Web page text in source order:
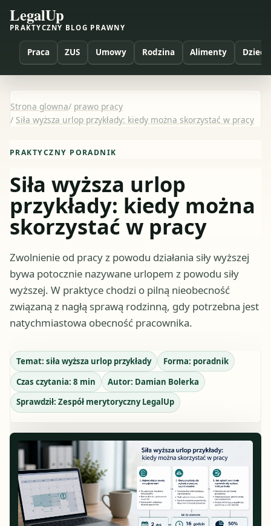
LegalUp
PRAKTYCZNY BLOG PRAWNY
Praca ZUS Umowy Rodzina Alimenty Dzieci
Strona glowna/ prawo pracy
/ Siła wyższa urlop przykłady: kiedy można skorzystać w pracy
PRAKTYCZNY PORADNIK
Siła wyższa urlop
przykłady: kiedy można
skorzystać w pracy
Zwolnienie od pracy z powodu działania siły wyższej
bywa potocznie nazywane urlopem z powodu siły
wyższej. W praktyce chodzi o pilną nieobecność
związaną z nagłą sprawą rodzinną, gdy potrzebna jest
natychmiastowa obecność pracownika.
Temat: siła wyższa urlop przykłady Forma: poradnik
Czas czytania: 8 min Autor: Damian Bolerka
Sprawdził: Zespół merytoryczny LegalUp